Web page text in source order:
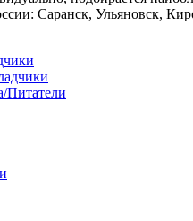
Саранск, Ульяновск,
Питатели